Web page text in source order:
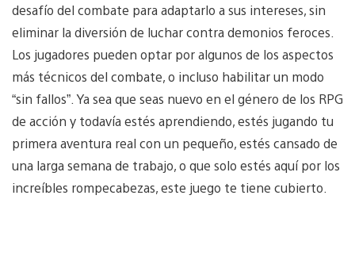
desafío del combate para adaptarlo a sus intereses, sin
eliminar la diversión de luchar contra demonios feroces.
Los jugadores pueden optar por algunos de los aspectos
más técnicos del combate, o incluso habilitar un modo
“sin fallos”. Ya sea que seas nuevo en el género de los RPG
de acción y todavía estés aprendiendo, estés jugando tu
primera aventura real con un pequeño, estés cansado de
una larga semana de trabajo, o que solo estés aquí por los
increíbles rompecabezas, este juego te tiene cubierto.